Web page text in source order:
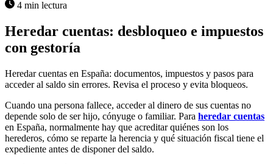
4 min lectura
Heredar cuentas: desbloqueo e impuestos
con gestoría
Heredar cuentas en España: documentos, impuestos y pasos para
acceder al saldo sin errores. Revisa el proceso y evita bloqueos.
Cuando una persona fallece, acceder al dinero de sus cuentas no
depende solo de ser hijo, cónyuge o familiar. Para heredar cuentas
en España, normalmente hay que acreditar quiénes son los
herederos, cómo se reparte la herencia y qué situación fiscal tiene el
expediente antes de disponer del saldo.